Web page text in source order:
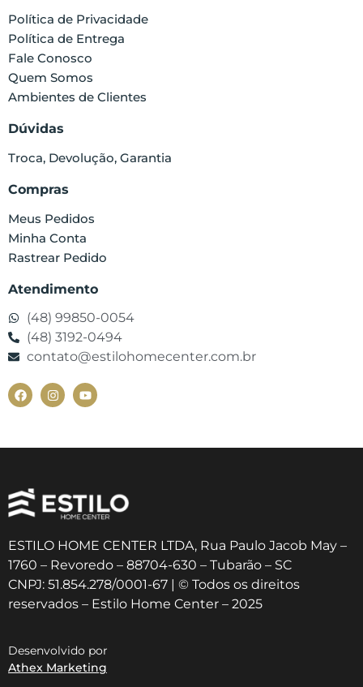
Política de Privacidade
Política de Entrega
Fale Conosco
Quem Somos
Ambientes de Clientes
Dúvidas
Troca, Devolução, Garantia
Compras
Meus Pedidos
Minha Conta
Rastrear Pedido
Atendimento
(48) 99850-0054
(48) 3192-0494
contato@estilohomecenter.com.br
ESTILO HOME CENTER LTDA, Rua Paulo Jacob May –
1760 – Revoredo – 88704-630 – Tubarão – SC
CNPJ: 51.854.278/0001-67 | © Todos os direitos
reservados – Estilo Home Center – 2025
Desenvolvido por
Athex Marketing